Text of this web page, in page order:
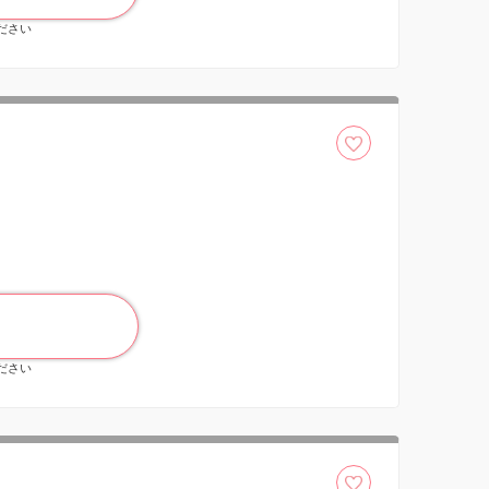
さい
さい